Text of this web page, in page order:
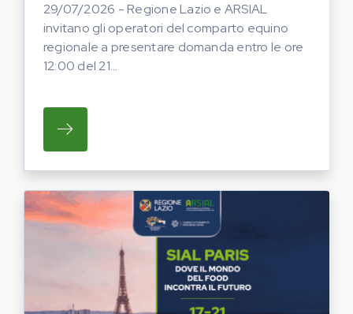
29/07/2026 - Regione Lazio e ARSIAL
invitano gli operatori del comparto equino
regionale a presentare domanda entro le ore
12:00 del 21...
SU REGIONE LAZIO E ARSIAL INVITANO